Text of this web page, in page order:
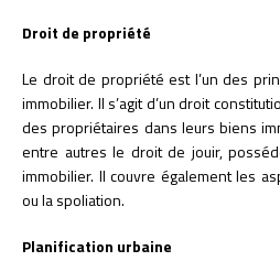
Droit de propriété
Le droit de propriété est l’un des
immobilier. Il s’agit d’un droit
des propriétaires dans leurs biens
entre autres le droit de jouir,
immobilier. Il couvre également les
ou la spoliation.
Planification urbaine